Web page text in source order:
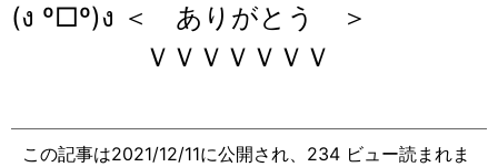
(ง º□º)ง ＜ ありがとう ＞
ＶＶＶＶＶＶＶ
この記事は2021/12/11に公開され、234 ビュー読まれま